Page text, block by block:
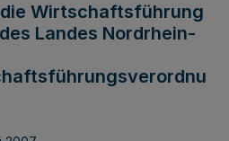
Wirtschaftsführung
Landes Nordrhein-